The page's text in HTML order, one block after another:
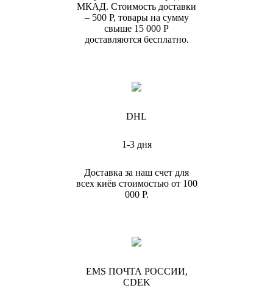
МКАД. Стоимость доставки
– 500 Р, товары на сумму
свыше 15 000 Р
доставляются бесплатно.
DHL
1-3 дня
Доставка за наш счет для
всех киёв стоимостью от 100
000 Р.
EMS ПОЧТА РОССИИ,
CDEK